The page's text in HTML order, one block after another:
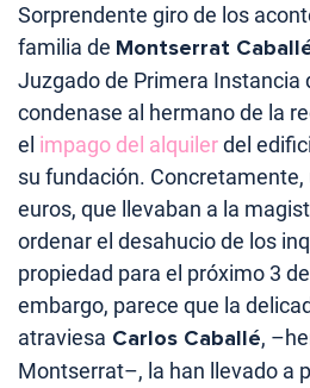
Sorprendente giro de los
familia de Montserrat
Juzgado de Primera Instancia
condenase al hermano de la
el impago del alquilerdel
su fundación. Concretamente,
euros, que llevaban a la
ordenar el desahucio de los
propiedad para el próximo 3
embargo, parece que la
atraviesa Carlos Caballé,
Montserrat–, la han llevado a